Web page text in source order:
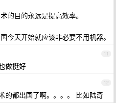
的目的永远是提高效率。
今天开始就应该非必要不用机器。
11
做挺好
12
的都出国了啊。。。。 比如陆奇